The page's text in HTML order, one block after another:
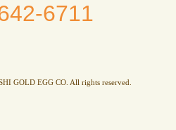
6711
GOLD EGG CO. All rights reserved.